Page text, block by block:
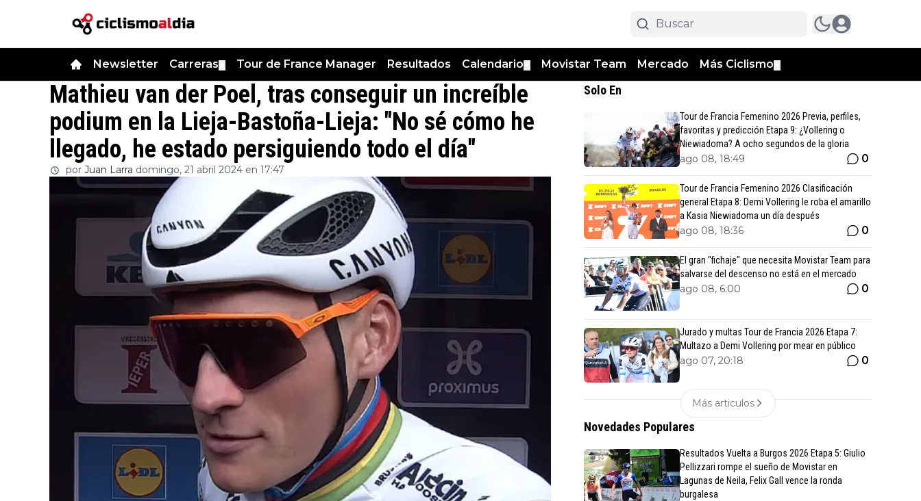
Newsletter Carreras Tour de France Manager Resultados Calendario Movistar Team Mercado Más Ciclismo
Mathieu van der Poel, tras conseguir un increíble
podium en la Lieja-Bastoña-Lieja: "No sé cómo he
llegado, he estado persiguiendo todo el día"
por Juan Larra domingo, 21 abril 2024 en 17:47
Solo En
Tour de Francia Femenino 2026 Previa, perfiles,
favoritas y predicción Etapa 9: ¿Vollering o
Niewiadoma? A ocho segundos de la gloria
ago 08, 18:49 0
Tour de Francia Femenino 2026 Clasificación
general Etapa 8: Demi Vollering le roba el amarillo
a Kasia Niewiadoma un día después
ago 08, 18:36 0
El gran "fichaje" que necesita Movistar Team para
salvarse del descenso no está en el mercado
ago 08, 6:00 0
Jurado y multas Tour de Francia 2026 Etapa 7:
Multazo a Demi Vollering por mear en público
ago 07, 20:18 0
Más articulos
Novedades Populares
Resultados Vuelta a Burgos 2026 Etapa 5: Giulio
Pellizzari rompe el sueño de Movistar en
Lagunas de Neila, Felix Gall vence la ronda
burgalesa